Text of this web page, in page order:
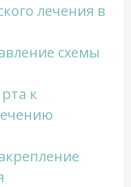
лечения в
схемы
к